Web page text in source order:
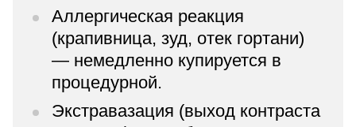
Аллергическая реакция
(крапивница, зуд, отек гортани)
— немедленно купируется в
процедурной.
Экстравазация (выход контраста